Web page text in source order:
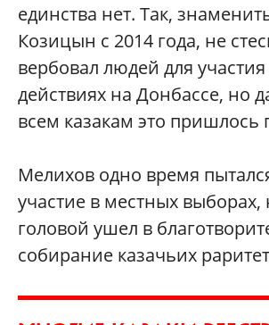
единства нет. Так,
Козицын с 2014 года, не
вербовал людей для
действиях на Донбассе, но
всем казакам это пришлось
Мелихов одно время
участие в местных выборах,
головой ушел в
собирание казачьих